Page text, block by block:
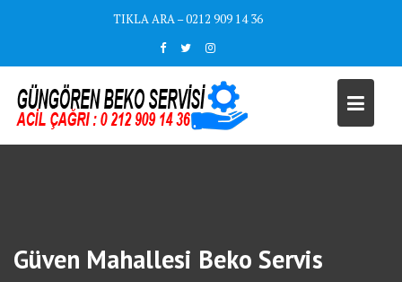
TIKLA ARA – 0212 909 14 36
Güven Mahallesi Beko Servis